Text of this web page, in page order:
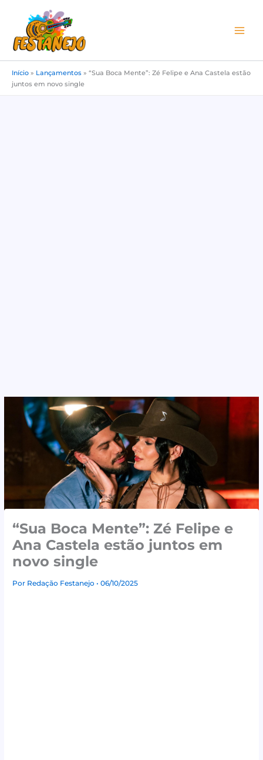
conteúdo
Início » Lançamentos » “Sua Boca Mente”: Zé Felipe e Ana Castela estão
juntos em novo single
“Sua Boca Mente”: Zé Felipe e
Ana Castela estão juntos em
novo single
Por Redação Festanejo• 06/10/2025